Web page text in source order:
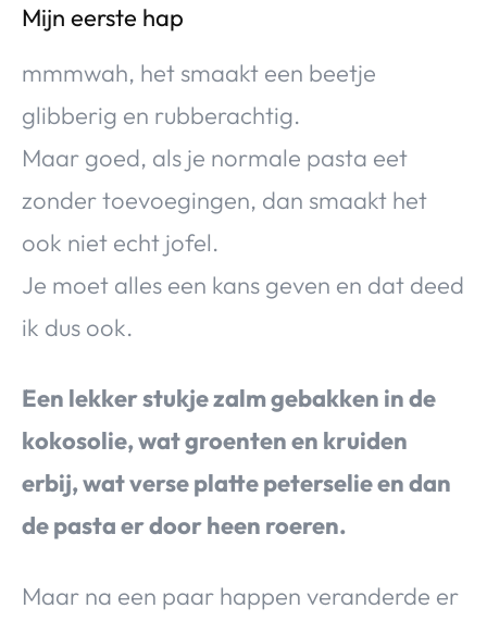
Mijn eerste hap
mmmwah, het smaakt een beetje
glibberig en rubberachtig.
Maar goed, als je normale pasta eet
zonder toevoegingen, dan smaakt het
ook niet echt jofel.
Je moet alles een kans geven en dat deed
ik dus ook.
Een lekker stukje zalm gebakken in de
kokosolie, wat groenten en kruiden
erbij, wat verse platte peterselie en dan
de pasta er door heen roeren.
Maar na een paar happen veranderde er